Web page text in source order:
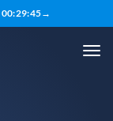
00:29:44→